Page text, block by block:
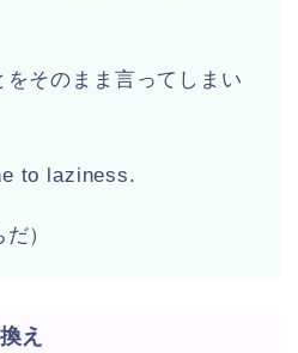
をそのまま言ってしまい
to laziness.
）
え